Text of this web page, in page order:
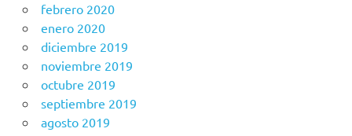
febrero 2020
enero 2020
diciembre 2019
noviembre 2019
octubre 2019
septiembre 2019
agosto 2019